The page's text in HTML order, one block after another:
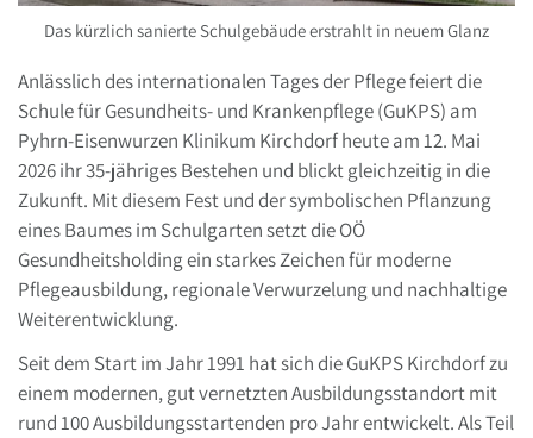
Das kürzlich sanierte Schulgebäude erstrahlt in neuem Glanz
Anlässlich des internationalen Tages der Pflege feiert die
Schule für Gesundheits- und Krankenpflege (GuKPS) am
Pyhrn-Eisenwurzen Klinikum Kirchdorf heute am 12. Mai
2026 ihr 35-jähriges Bestehen und blickt gleichzeitig in die
Zukunft. Mit diesem Fest und der symbolischen Pflanzung
eines Baumes im Schulgarten setzt die OÖ
Gesundheitsholding ein starkes Zeichen für moderne
Pflegeausbildung, regionale Verwurzelung und nachhaltige
Weiterentwicklung.
Seit dem Start im Jahr 1991 hat sich die GuKPS Kirchdorf zu
einem modernen, gut vernetzten Ausbildungsstandort mit
rund 100 Ausbildungsstartenden pro Jahr entwickelt. Als Teil